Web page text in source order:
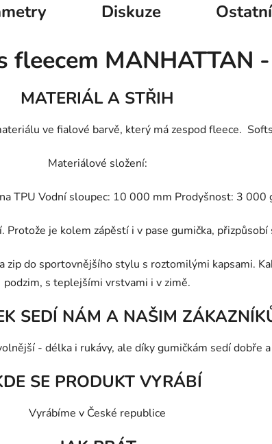
Diskuze
fleecem MANHATTAN
MATERIÁL A STŘIH
ve fialové barvě, který má zespod fleece.
Materiálové složení:
TPU Vodní sloupec: 10 000 mm Prodyšnost: 3 000
je kolem zápěstí i v pase gumička,
zip do sportovnějšího stylu s roztomilými kapsami.
podzim, s teplejšími vrstvami i v zimě.
SEDÍ NÁM A NAŠIM
- délka i rukávy, ale díky gumičkám sedí dobře
SE PRODUKT VYRÁBÍ
Vyrábíme v České republice